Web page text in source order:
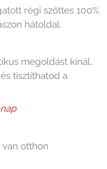
régi szőttes 100%
hátoldal.
megoldást kínál,
tisztíthatod a
van otthon